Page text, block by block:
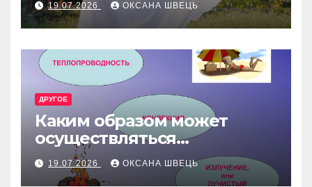
19.07.2026 ОКСАНА ШВЕЦЬ
ДРУГОЕ
Каким образом может
осуществляться
теплопередача в
жидкостях и газах
19.07.2026 ОКСАНА ШВЕЦЬ